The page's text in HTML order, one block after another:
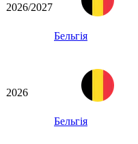
2026/2027
Бельгія
2026
Бельгія